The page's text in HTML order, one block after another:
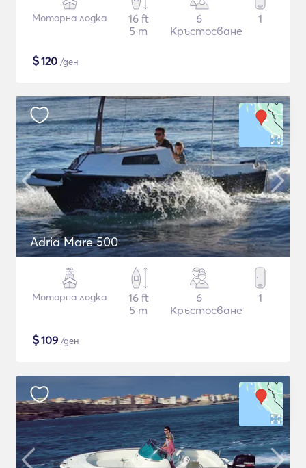
Моторна лодка
16 ft
5 m
6
Кръстосване
1
$120 /ден
Adria Mare 500
Моторна лодка
16 ft
5 m
6
Кръстосване
1
$109 /ден